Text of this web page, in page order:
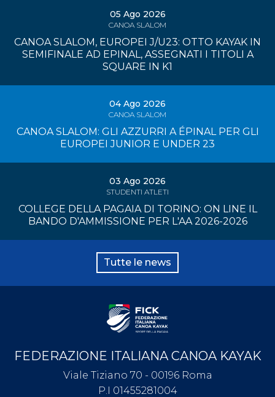
05 Ago 2026
CANOA SLALOM
CANOA SLALOM, EUROPEI J/U23: OTTO KAYAK IN
SEMIFINALE AD EPINAL, ASSEGNATI I TITOLI A
SQUARE IN K1
04 Ago 2026
CANOA SLALOM
CANOA SLALOM: GLI AZZURRI A ÉPINAL PER GLI
EUROPEI JUNIOR E UNDER 23
03 Ago 2026
STUDENTI ATLETI
COLLEGE DELLA PAGAIA DI TORINO: ON LINE IL
BANDO D'AMMISSIONE PER L'AA 2026-2026
Tutte le news
FEDERAZIONE ITALIANA CANOA KAYAK
Viale Tiziano 70 - 00196 Roma
P.I 01455281004